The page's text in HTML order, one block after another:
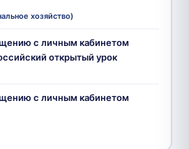
хозяйство)
с личным кабинетом
открытый урок
с личным кабинетом